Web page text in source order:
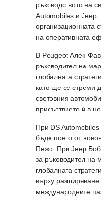
ръководството на
Automobiles и
организационната
на оперативната
В Peugeot Ален
ръководител на
глобалната
като ще се стреми
световния
присъствието ѝ в
При DS
бъде поето от
Пежо. При Jeep
за ръководител на
глобалната
върху разширяване
международните